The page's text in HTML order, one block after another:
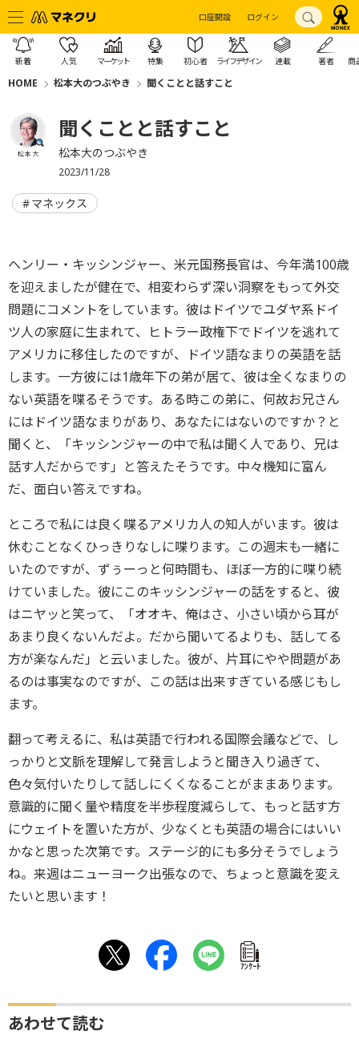
口座開設 ログイン
新着 人気 マーケット 特集 初心者 ライフデザイン 連載 著者 商
HOME 松本大のつぶやき 聞くことと話すこと
松本 大
聞くことと話すこと
松本大のつぶやき
2023/11/28
マネックス
ヘンリー・キッシンジャー、米元国務長官は、今年満100歳
を迎えましたが健在で、相変わらず深い洞察をもって外交
問題にコメントをしています。彼はドイツでユダヤ系ドイ
ツ人の家庭に生まれて、ヒトラー政権下でドイツを逃れて
アメリカに移住したのですが、ドイツ語なまりの英語を話
します。一方彼には1歳年下の弟が居て、彼は全くなまりの
ない英語を喋るそうです。ある時この弟に、何故お兄さん
にはドイツ語なまりがあり、あなたにはないのですか？と
聞くと、「キッシンジャーの中で私は聞く人であり、兄は
話す人だからです」と答えたそうです。中々機知に富ん
だ、面白い答えですね。
ところで私には良く喋るアメリカ人の知人がいます。彼は
休むことなくひっきりなしに喋ります。この週末も一緒に
いたのですが、ずぅーっと何時間も、ほぼ一方的に喋り続
けていました。彼にこのキッシンジャーの話をすると、彼
はニヤッと笑って、「オオキ、俺はさ、小さい頃から耳が
あまり良くないんだよ。だから聞いてるよりも、話してる
方が楽なんだ」と云いました。彼が、片耳にやや問題があ
るのは事実なのですが、この話は出来すぎている感じもし
ます。
翻って考えるに、私は英語で行われる国際会議などで、し
っかりと文脈を理解して発言しようと聞き入り過ぎて、
色々気付いたりして話しにくくなることがままあります。
意識的に聞く量や精度を半歩程度減らして、もっと話す方
にウェイトを置いた方が、少なくとも英語の場合にはいい
かなと思った次第です。ステージ的にも多分そうでしょう
ね。来週はニューヨーク出張なので、ちょっと意識を変え
たいと思います！
ｱﾝｹｰﾄ
あわせて読む